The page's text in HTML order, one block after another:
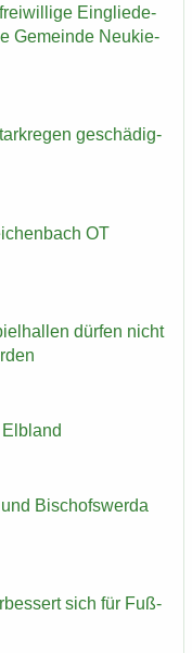
frei­wil­li­ge Ein­glie­de­
Ge­mein­de Neu­kie­
ge­schä­dig­
OT
dür­fen nicht
Bi­schofs­wer­da
sich für Fuß­